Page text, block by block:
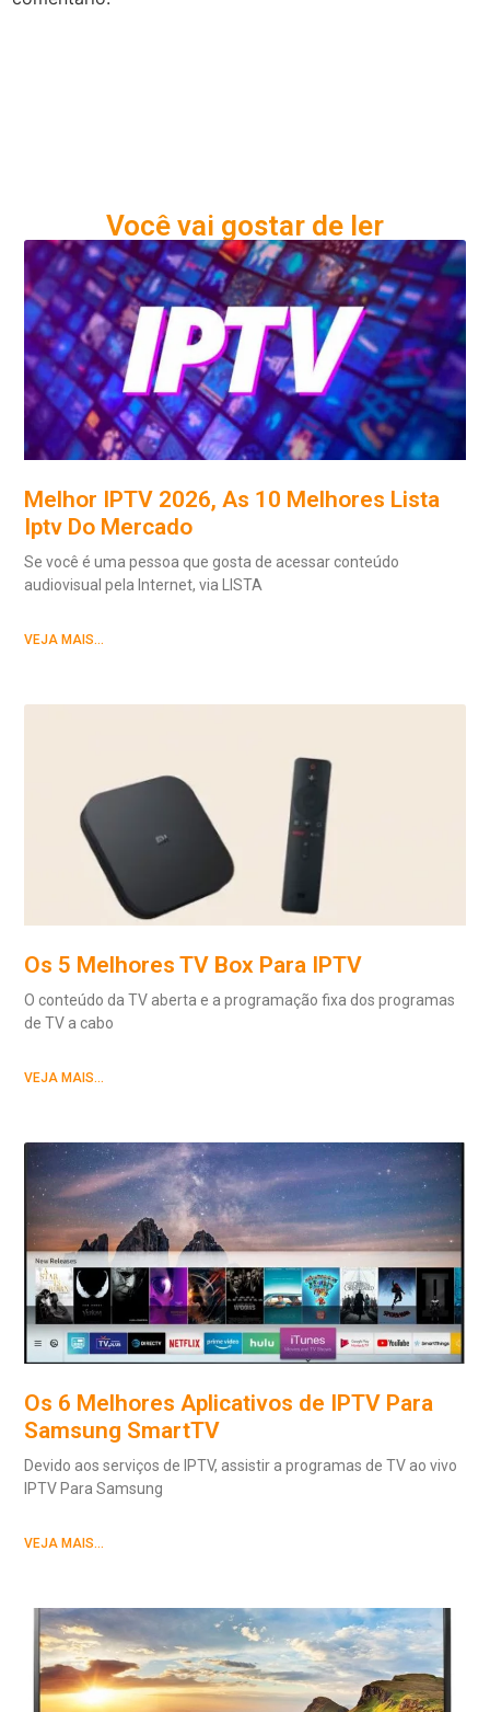
Você vai gostar de ler
Melhor IPTV 2026, As 10 Melhores Lista
Iptv Do Mercado
Se você é uma pessoa que gosta de acessar conteúdo
audiovisual pela Internet, via LISTA
VEJA MAIS...
Os 5 Melhores TV Box Para IPTV
O conteúdo da TV aberta e a programação fixa dos programas
de TV a cabo
VEJA MAIS...
Os 6 Melhores Aplicativos de IPTV Para
Samsung SmartTV
Devido aos serviços de IPTV, assistir a programas de TV ao vivo
IPTV Para Samsung
VEJA MAIS...